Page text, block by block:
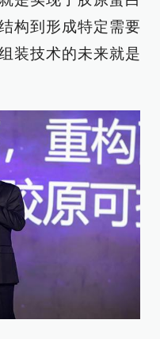
构到形成特定需要
装技术的未来就是